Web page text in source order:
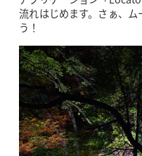
流れはじめます。さぁ、
う！